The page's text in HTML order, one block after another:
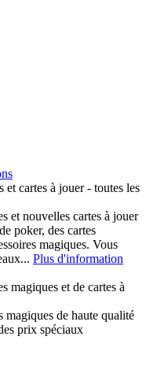
cartes à jouer - toutes les
et nouvelles cartes à jouer
poker, des cartes
magiques. Vous
Plus d'information
magiques et de cartes à
magiques de haute qualité
prix spéciaux